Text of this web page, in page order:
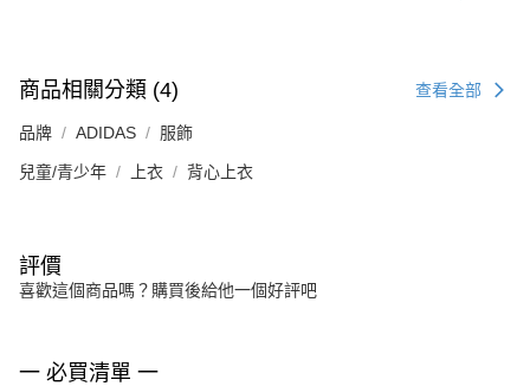
商品相關分類 (4) 查看全部
品牌 ADIDAS 服飾
兒童/青少年 上衣 背心上衣
評價
喜歡這個商品嗎？購買後給他一個好評吧
一 必買清單 一